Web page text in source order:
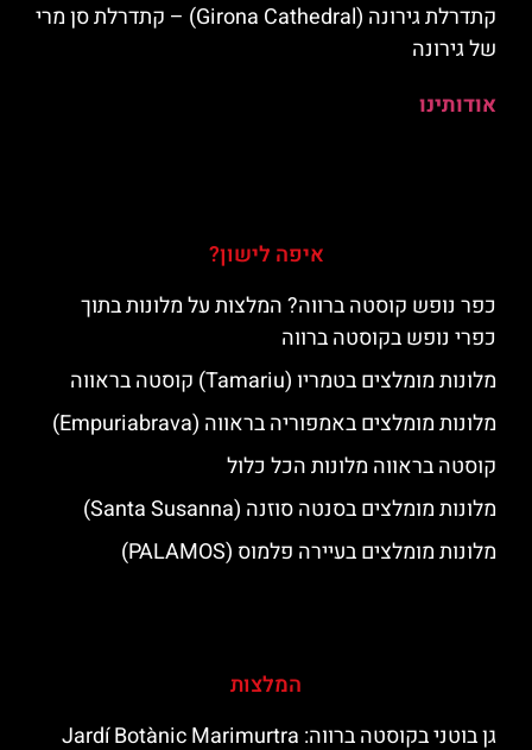
קתדרלת גירונה (Girona Cathedral) – קתדרלת סן מרי
של גירונה
אודותינו
איפה לישון?
כפר נופש קוסטה ברווה? המלצות על מלונות בתוך
כפרי נופש בקוסטה ברווה
מלונות מומלצים בטמריו (Tamariu) קוסטה בראווה
מלונות מומלצים באמפוריה בראווה (Empuriabrava)
קוסטה בראווה מלונות הכל כלול
מלונות מומלצים בסנטה סוזנה (Santa Susanna)
מלונות מומלצים בעיירה פלמוס (PALAMOS)
המלצות
גן בוטני בקוסטה ברווה: ‪‪Jardí Botànic Marimurtra‬‬